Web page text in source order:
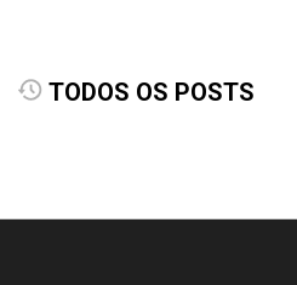
TODOS OS POSTS